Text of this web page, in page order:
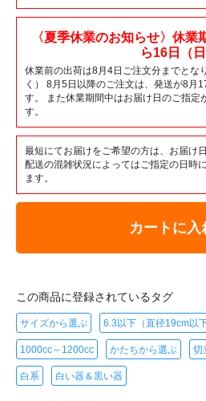
〈夏季休業のお知らせ〉休
ら16日（日
休業前の出荷は8月4日ご注文分までとな
く） 8月5日以降のご注文は、発送が8月
す。 また休業期間中はお届け日のご指定
す。
最短にてお届けをご希望の方は、お届け
配送の混雑状況によってはご指定の日時
ます。
カートに入
この商品に登録されているタグ
サイズから選ぶ 6.3以下（直径19cm以下
1000cc～1200cc かたちから選ぶ 切
白系 白い器＆黒い器